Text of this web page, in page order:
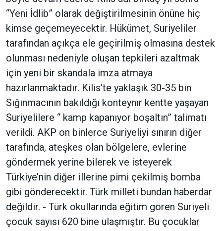
“Yeni İdlib” olarak değiştirilmesinin önüne hiç
kimse geçemeyecektir. Hükümet, Suriyeliler
tarafından açıkça ele geçirilmiş olmasına destek
olunması nedeniyle oluşan tepkileri azaltmak
için yeni bir skandala imza atmaya
hazırlanmaktadır. Kilis’te yaklaşık 30-35 bin
Sığınmacının bakıldığı konteynır kentte yaşayan
Suriyelilere “ kamp kapanıyor boşaltın” talimatı
verildi. AKP on binlerce Suriyeliyi sınırın diğer
tarafında, ateşkes olan bölgelere, evlerine
göndermek yerine bilerek ve isteyerek
Türkiye’nin diğer illerine pimi çekilmiş bomba
gibi gönderecektir. Türk milleti bundan haberdar
değildir. - Türk okullarında eğitim gören Suriyeli
çocuk sayısı 620 bine ulaşmıştır. Bu çocuklar